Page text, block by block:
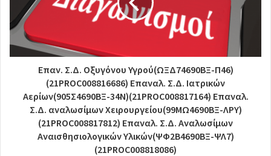
Επαν. Σ.Δ. Οξυγόνου Υγρού(ΩΞΔ74690ΒΞ-Π46)
(21PROC008816686) Επαναλ. Σ.Δ. Ιατρικών
Αερίων(905Σ4690ΒΞ-34Ν)(21PROC008817164) Επαναλ.
Σ.Δ. αναλωσίμων Χειρουργείου(99ΜΩ4690ΒΞ-ΛΡΥ)
(21PROC008817812) Επαναλ. Σ.Δ. Αναλωσίμων
Αναισθησιολογικών Υλικών(ΨΦ2Β4690ΒΞ-ΨΛ7)
(21PROC008818086)